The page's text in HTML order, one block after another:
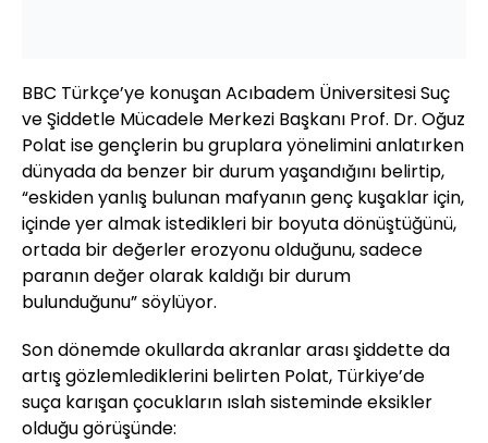
BBC Türkçe’ye konuşan Acıbadem Üniversitesi Suç
ve Şiddetle Mücadele Merkezi Başkanı Prof. Dr. Oğuz
Polat ise gençlerin bu gruplara yönelimini anlatırken
dünyada da benzer bir durum yaşandığını belirtip,
“eskiden yanlış bulunan mafyanın genç kuşaklar için,
içinde yer almak istedikleri bir boyuta dönüştüğünü,
ortada bir değerler erozyonu olduğunu, sadece
paranın değer olarak kaldığı bir durum
bulunduğunu” söylüyor.
Son dönemde okullarda akranlar arası şiddette da
artış gözlemlediklerini belirten Polat, Türkiye’de
suça karışan çocukların ıslah sisteminde eksikler
olduğu görüşünde: